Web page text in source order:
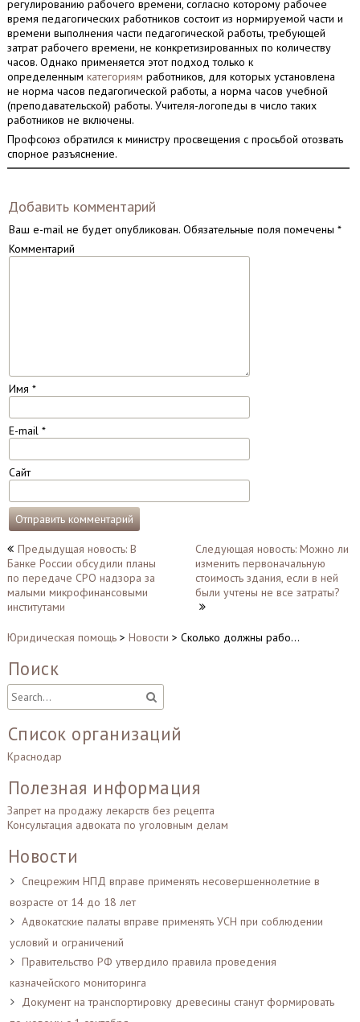
регулированию рабочего времени, согласно которому рабочее
время педагогических работников состоит из нормируемой части и
времени выполнения части педагогической работы, требующей
затрат рабочего времени, не конкретизированных по количеству
часов. Однако применяется этот подход только к
определенным категориям работников, для которых установлена
не норма часов педагогической работы, а норма часов учебной
(преподавательской) работы. Учителя-логопеды в число таких
работников не включены.
Профсоюз обратился к министру просвещения с просьбой отозвать
спорное разъяснение.
Добавить комментарий
Ваш e-mail не будет опубликован.Обязательные поля помечены *
Комментарий
Имя *
E-mail *
Сайт
Навигация
по
записям
Предыдущая новость: В
Банке России обсудили планы
по передаче СРО надзора за
малыми микрофинансовыми
институтами
Следующая новость: Можно ли
изменить первоначальную
стоимость здания, если в ней
были учтены не все затраты?
Юридическая помощь> Новости > Сколько должны рабо…
Поиск
Список организаций
Краснодар
Полезная информация
Запрет на продажу лекарств без рецепта
Консультация адвоката по уголовным делам
Новости
Спецрежим НПД вправе применять несовершеннолетние в
возрасте от 14 до 18 лет
Адвокатские палаты вправе применять УСН при соблюдении
условий и ограничений
Правительство РФ утвердило правила проведения
казначейского мониторинга
Документ на транспортировку древесины станут формировать